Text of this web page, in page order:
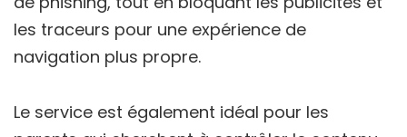
les traceurs pour une expérience de
navigation plus propre.
Le service est également idéal pour les